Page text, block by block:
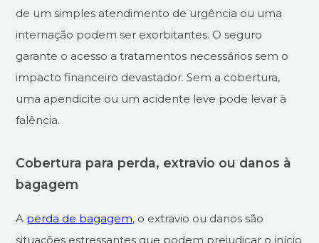
de um simples atendimento de urgência ou uma
internação podem ser exorbitantes. O seguro
garante o acesso a tratamentos necessários sem o
impacto financeiro devastador. Sem a cobertura,
uma apendicite ou um acidente leve pode levar à
falência.
Cobertura para perda, extravio ou danos à
bagagem
A perda de bagagem, o extravio ou danos são
situações estressantes que podem prejudicar o início